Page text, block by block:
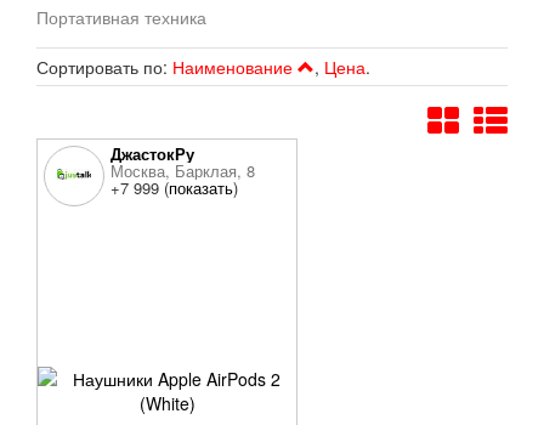
Портативная техника
Сортировать по: Наименование , Цена.
ДжастокРу
Москва, Барклая, 8
+7 999 (показать)